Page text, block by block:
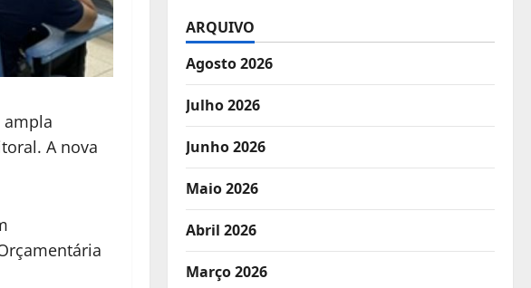
ampla
A nova
ARQUIVO
Agosto 2026
Julho 2026
Junho 2026
Maio 2026
Abril 2026
Março 2026